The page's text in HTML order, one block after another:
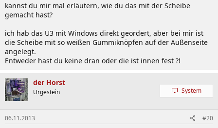
kannst du mir mal erläutern, wie du das mit der Scheibe
gemacht hast?
ich hab das U3 mit Windows direkt geordert, aber bei mir ist
die Scheibe mit so weißen Gummiknöpfen auf der Außenseite
angelegt.
Entweder hast du keine dran oder die ist innen fest ?!
der Horst
Urgestein System
06.11.2013 #20